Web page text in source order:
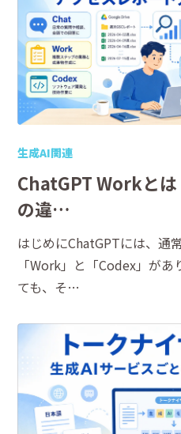
生成AI関連
ChatGPT Workと
の違…
はじめにChatGPTには、通
「Work」と「Codex」が
ても、そ…